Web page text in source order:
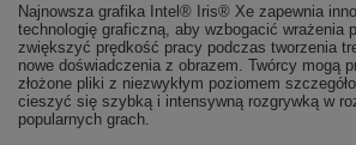
Najnowsza grafika Intel® Iris® Xe zapewnia
technologię graficzną, aby wzbogacić wrażenia
zwiększyć prędkość pracy podczas tworzenia
nowe doświadczenia z obrazem. Twórcy mogą
złożone pliki z niezwykłym poziomem
cieszyć się szybką i intensywną rozgrywką w
popularnych grach.